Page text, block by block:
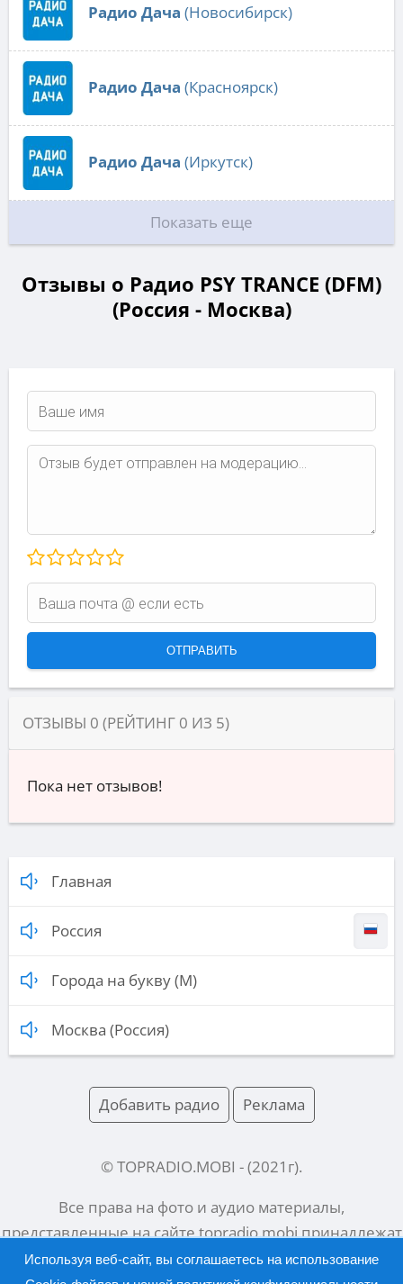
Радио Дача (Новосибирск)
Радио Дача (Красноярск)
Радио Дача (Иркутск)
Показать еще
Отзывы о Радио PSY TRANCE (DFM)
(Россия - Москва)
ОТЗЫВЫ 0 (РЕЙТИНГ 0 ИЗ 5)
Пока нет отзывов!
Главная
Россия
Города на букву (М)
Москва (Россия)
Добавить радио Реклама
© TOPRADIO.MOBI - (2021 г).
Все права на фото и аудио материалы,
представленные на сайтеtopradio.mobiпринадлежат
их законным владельцам.
Используя веб-сайт, вы соглашаетесь на использование